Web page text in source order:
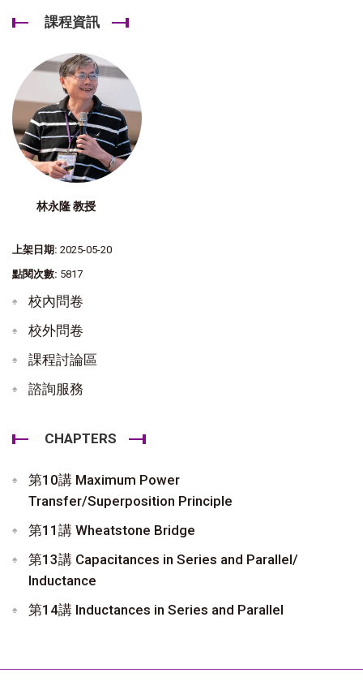
課程資訊
林永隆 教授
上架日期: 2025-05-20
點閱次數: 5817
校內問卷
校外問卷
課程討論區
諮詢服務
CHAPTERS
第10講 Maximum Power
Transfer/Superposition Principle
第11講 Wheatstone Bridge
第13講 Capacitances in Series and Parallel/
Inductance
第14講 Inductances in Series and Parallel